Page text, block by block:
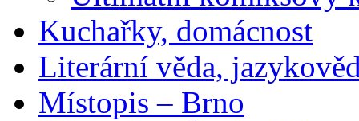
Kuchařky, domácnost
Literární věda,
Místopis – Brno